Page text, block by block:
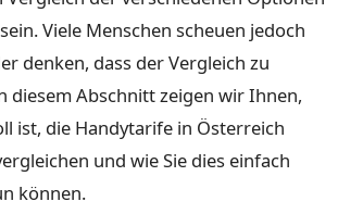
Viele Menschen scheuen jedoch
denken, dass der Vergleich zu
diesem Abschnitt zeigen wir Ihnen,
ist, die Handytarife in Österreich
und wie Sie dies einfach
können.